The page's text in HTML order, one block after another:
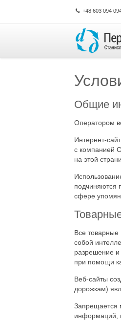
+48 603 094
Общие
Оператором
Интернет-
с компанией
на этой
подчиняются
сфере
Все товарные
собой
разрешение и
при помощи
Веб-сайты
дорожкам)
Запрещается
информаций,